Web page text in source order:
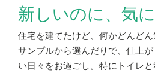
新しいのに、気
住宅を建てたけど、何かどんど
サンプルから選んだりで、仕上
い日々をお過ごし。特にトイレ